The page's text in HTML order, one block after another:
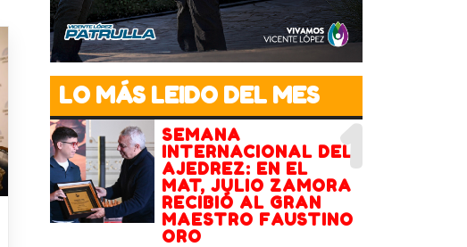
LO MÁS LEIDO DEL MES
1
SEMANA
INTERNACIONAL DEL
AJEDREZ: EN EL
MAT, JULIO ZAMORA
RECIBIÓ AL GRAN
MAESTRO FAUSTINO
ORO